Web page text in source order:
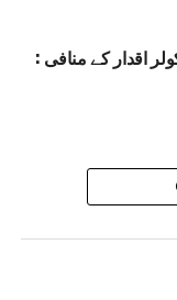
THE DISTRICT
خدمات کی
اقدار کے منافی :